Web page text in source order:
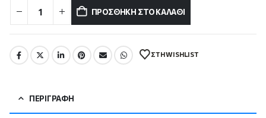
ΠΡΟΣΘΉΚΗ ΣΤΟ ΚΑΛΆΘΙ
ΣΤΗ WISHLIST
ΠΕΡΙΓΡΑΦΉ